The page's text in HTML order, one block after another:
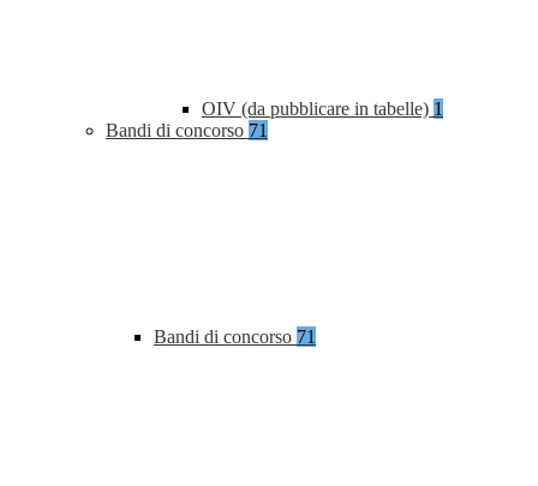
OIV (da pubblicare in tabelle) 1
Bandi di concorso 71
Bandi di concorso 71